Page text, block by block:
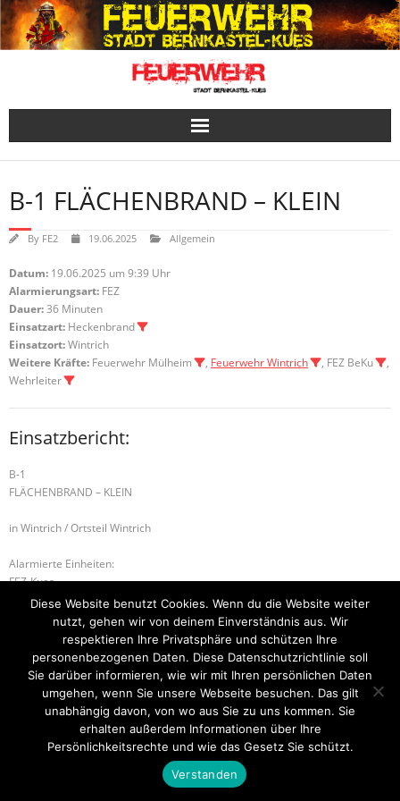
Skip
to
content
B-1 FLÄCHENBRAND – KLEIN
By FE2 19.06.2025 Allgemein
Datum: 19.06.2025 um 9:39 Uhr
Alarmierungsart: FEZ
Dauer:36 Minuten
Einsatzart: Heckenbrand
Einsatzort:Wintrich
Weitere Kräfte: Feuerwehr Mülheim , Feuerwehr Wintrich , FEZ BeKu
,
Wehrleiter
Einsatzbericht:
B-1
FLÄCHENBRAND – KLEIN
in Wintrich / Ortsteil Wintrich
Alarmierte Einheiten:
FEZ-Kues
BeKu WL
B-2 BRANDMELDEANLAGE H-1 ABSICHERUNG
Startseite Einsätze Mitglied werden Über uns
Bilder
Kontakt
Theme byThink Up Themes Ltd. Powered byWordPress.
Diese Website benutzt Cookies. Wenn du die Website weiter
nutzt, gehen wir von deinem Einverständnis aus. Wir
respektieren Ihre Privatsphäre und schützen Ihre
personenbezogenen Daten. Diese Datenschutzrichtlinie soll
Sie darüber informieren, wie wir mit Ihren persönlichen Daten
umgehen, wenn Sie unsere Webseite besuchen. Das gilt
unabhängig davon, von wo aus Sie zu uns kommen. Sie
erhalten außerdem Informationen über Ihre
Persönlichkeitsrechte und wie das Gesetz Sie schützt.
Verstanden